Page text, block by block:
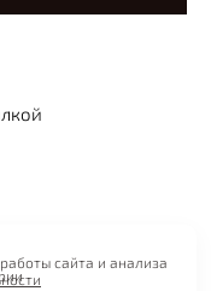
сайта и анализа